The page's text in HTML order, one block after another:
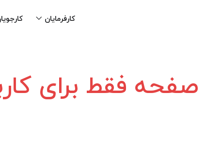
کارفرمایان
صفحه فقط برای